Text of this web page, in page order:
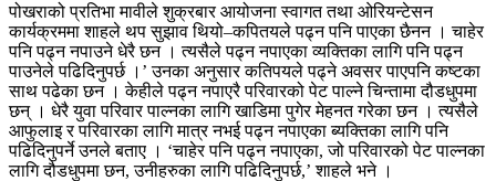
पोखराको प्रतिभा मावीले शुक्रबार आयोजना स्वागत तथा ओरियन्टेसन
कार्यक्रममा शाहले थप सुझाव थियो–कपितयले पढ्न पनि पाएका छैनन । चाहेर
पनि पढ्न नपाउने धेरै छन । त्यसैले पढ्न नपाएका व्यक्तिका लागि पनि पढ्न
पाउनेले पढिदिनुपर्छ ।’ उनका अनुसार कतिपयले पढ्ने अवसर पाएपनि कष्टका
साथ पढेका छन । केहीले पढ्न नपाएरै परिवारको पेट पाल्ने चिन्तामा दौडधुपमा
छन् । धेरै युवा परिवार पाल्नका लागि खाडिमा पुगेर मेहनत गरेका छन । त्यसैले
आफुलाइ र परिवारका लागि मात्र नभई पढ्न नपाएका ब्यक्तिका लागि पनि
पढिदिनुपर्ने उनले बताए । ‘चाहेर पनि पढ्न नपाएका, जो परिवारको पेट पाल्नका
लागि दौडधुपमा छन, उनीहरुका लागि पढिदिनुपर्छ,’ शाहले भने ।